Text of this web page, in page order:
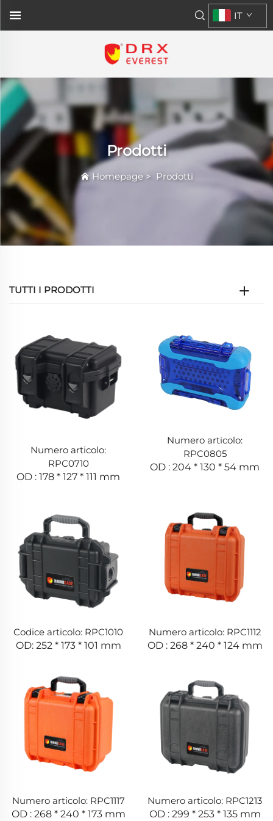
IT
Prodotti
Homepage> Prodotti
TUTTI I PRODOTTI
Numero articolo:
RPC0710
OD : 178 * 127 * 111 mm
Numero articolo:
RPC0805
OD : 204 * 130 * 54 mm
Codice articolo: RPC1010
OD: 252 * 173 * 101 mm
Numero articolo: RPC1112
OD : 268 * 240 * 124 mm
Numero articolo: RPC1117
OD : 268 * 240 * 173 mm
Numero articolo: RPC1213
OD : 299 * 253 * 135 mm